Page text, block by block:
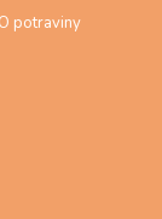
potraviny